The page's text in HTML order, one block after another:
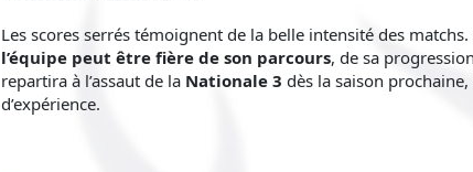
Les scores serrés témoignent de la belle intensité des matchs.
l’équipe peut être fière de son parcours, de sa
repartira à l’assaut de la Nationale 3 dès la saison prochaine,
d’expérience.